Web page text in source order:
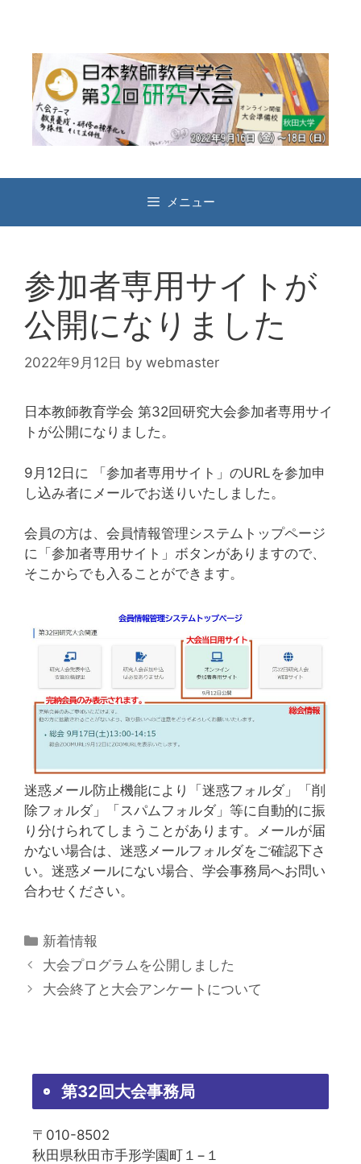
メニュー
参加者専用サイトが
公開になりました
2022年9月12日 by webmaster
日本教師教育学会 第32回研究大会参加者専用サイ
トが公開になりました。
9月12日に 「参加者専用サイト」のURLを参加申
し込み者にメールでお送りいたしました。
会員の方は、会員情報管理システムトップページ
に「参加者専用サイト」ボタンがありますので、
そこからでも入ることができます。
迷惑メール防止機能により「迷惑フォルダ」「削
除フォルダ」「スパムフォルダ」等に自動的に振
り分けられてしまうことがあります。メールが届
かない場合は、迷惑メールフォルダをご確認下さ
い。迷惑メールにない場合、学会事務局へお問い
合わせください。
カ
テ
リ
新着情報
大会プログラムを公開しました
大会終了と大会アンケートについて
第32回大会事務局
〒010-8502
秋田県秋田市手形学園町１−１